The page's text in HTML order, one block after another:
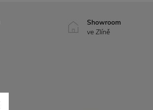
Showroom
ve Zlíně